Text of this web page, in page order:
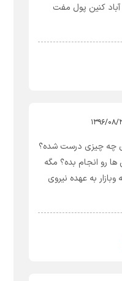
کنین پول مفت
چه چیزی درست شده؟
رو انجام بده؟ مگه
به عهده نیروی